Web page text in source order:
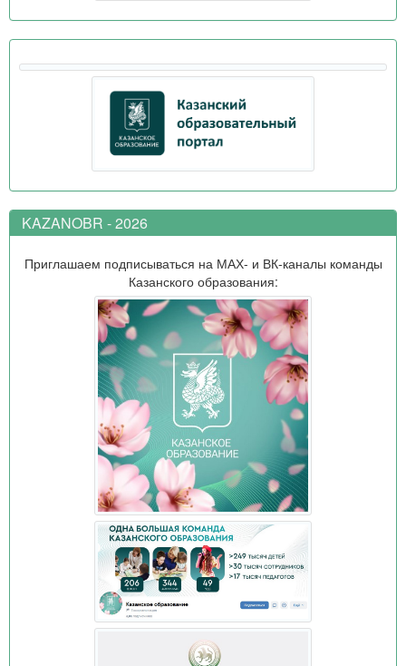
KAZANOBR - 2026
Приглашаем подписываться на МАХ- и ВК-каналы команды
Казанского образования: